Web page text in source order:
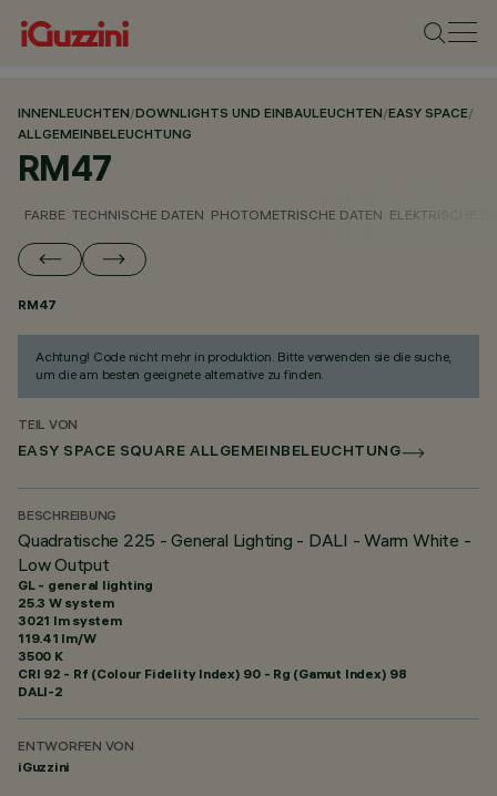
INNENLEUCHTEN/DOWNLIGHTS UND EINBAULEUCHTEN/EASY SPACE/
ALLGEMEINBELEUCHTUNG
RM47
FARBE TECHNISCHE DATEN PHOTOMETRISCHE DATEN ELEKTRISCHE
RM47
Achtung! Code nicht mehr in produktion. Bitte verwenden sie die suche,
um die am besten geeignete alternative zu finden.
TEIL VON
EASY SPACE SQUARE ALLGEMEINBELEUCHTUNG
BESCHREIBUNG
Quadratische 225 - General Lighting - DALI - Warm White -
Low Output
GL - general lighting
25.3 W system
3021 lm system
119.41 lm/W
3500 K
CRI 92 - Rf (Colour Fidelity Index) 90 - Rg (Gamut Index) 98
DALI-2
ENTWORFEN VON
iGuzzini